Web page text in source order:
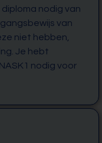
nodig van
van
niet hebben,
Je hebt
nodig voor